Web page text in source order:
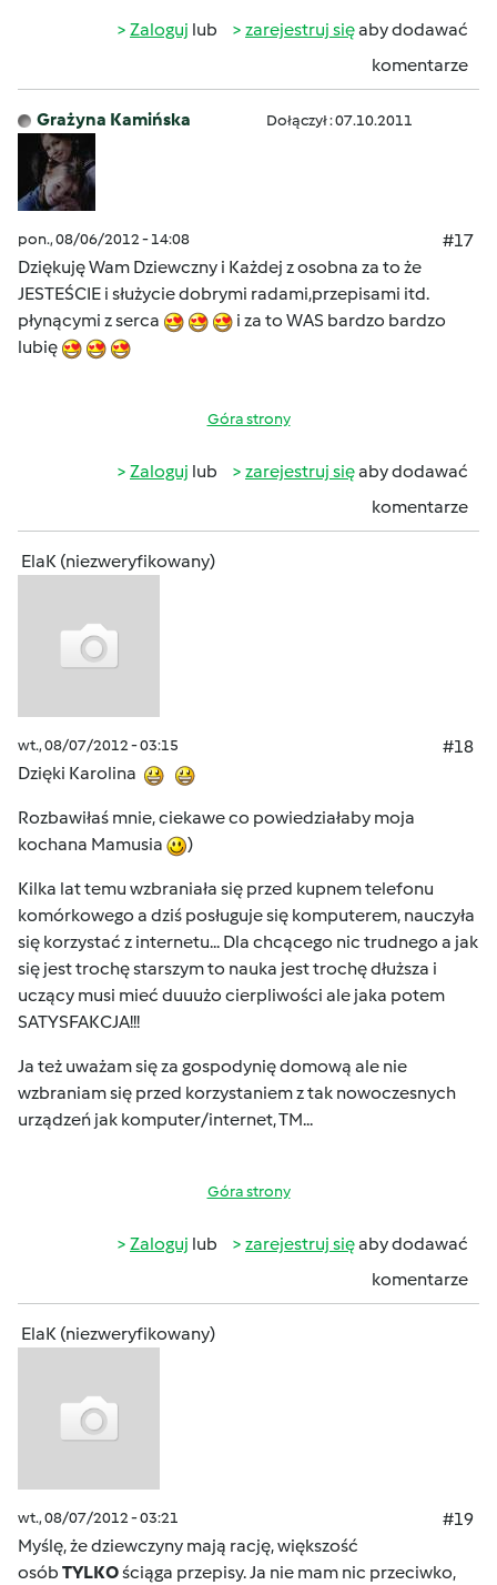
Zaloguj lub zarejestruj sięaby dodawać
komentarze
Grażyna Kamińska Dołączył : 07.10.2011
pon., 08/06/2012 - 14:08
#17
Dziękuję Wam Dziewczny i Każdej z osobna za to że
JESTEŚCIE i służycie dobrymi radami,przepisami itd.
płynącymi z serca
i za to WAS bardzo bardzo
lubię
Góra strony
Zaloguj lub zarejestruj sięaby dodawać
komentarze
ElaK (niezweryfikowany)
wt., 08/07/2012 - 03:15
#18
Dzięki Karolina
Rozbawiłaś mnie, ciekawe co powiedziałaby moja
kochana Mamusia
)
Kilka lat temu wzbraniała się przed kupnem telefonu
komórkowego a dziś posługuje się komputerem, nauczyła
się korzystać z internetu... Dla chcącego nic trudnego a jak
się jest trochę starszym to nauka jest trochę dłuższa i
uczący musi mieć duuużo cierpliwości ale jaka potem
SATYSFAKCJA!!!
Ja też uważam się za gospodynię domową ale nie
wzbraniam się przed korzystaniem z tak nowoczesnych
urządzeń jak komputer/internet, TM...
Góra strony
Zaloguj lub zarejestruj sięaby dodawać
komentarze
ElaK (niezweryfikowany)
wt., 08/07/2012 - 03:21
#19
Myślę, że dziewczyny mają rację, większość
osób TYLKOściąga przepisy. Ja nie mam nic przeciwko,